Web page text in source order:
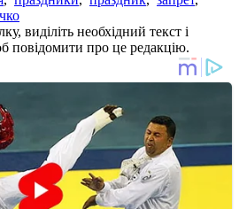
виділіть необхідний текст і
повідомити про це редакцію.